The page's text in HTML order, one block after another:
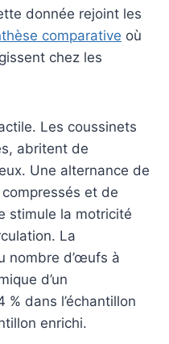
donnée rejoint les
comparative où
chez les
Les coussinets
abritent de
Une alternance de
et de
stimule la motricité
La
nombre d’œufs à
d’un
dans l’échantillon
enrichi.